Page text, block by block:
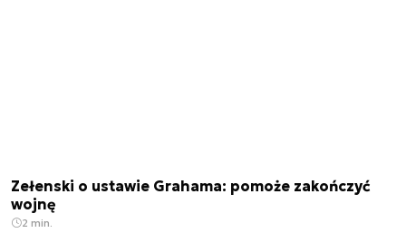
Zełenski o ustawie Grahama: pomoże zakończyć
wojnę
2 min.